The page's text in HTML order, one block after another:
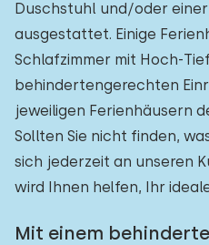
Duschstuhl und/oder
ausgestattet. Einige
Schlafzimmer mit Hoch-
behindertengerechten
jeweiligen Ferienhäusern
Sollten Sie nicht finden,
sich jederzeit an unseren
wird Ihnen helfen, Ihr
Mit einem